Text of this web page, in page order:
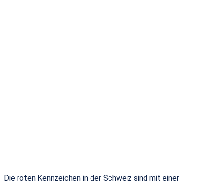
Die roten Kennzeichen in der Schweiz sind mit einer